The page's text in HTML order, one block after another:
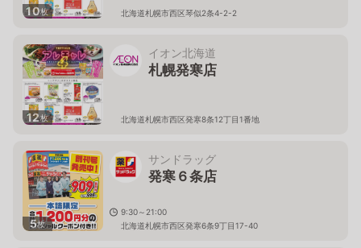
10枚 北海道札幌市西区琴似2条4-2-2
12枚
イオン北海道
札幌発寒店
北海道札幌市西区発寒8条12丁目1番地
5枚
サンドラッグ
発寒６条店
9:30～21:00
北海道札幌市西区発寒6条9丁目17-40